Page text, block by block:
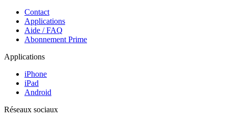
Contact
Applications
Aide / FAQ
Abonnement Prime
Applications
iPhone
iPad
Android
Réseaux sociaux